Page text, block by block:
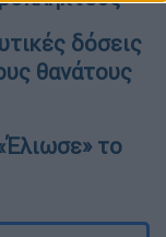
δόσεις
θανάτους
το